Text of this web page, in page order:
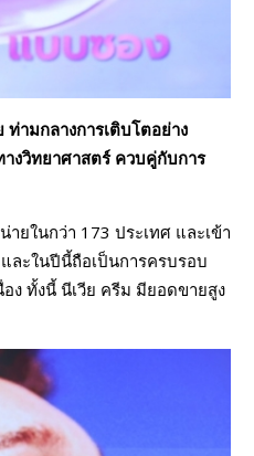
ามกลางการเติบโตอย่าง
งวิทยาศาสตร์ ควบคู่กับการ
ยในกว่า 173 ประเทศ และเข้า
ละในปีนี้ถือเป็นการครบรอบ
ทั้งนี้ นีเวีย ครีม มียอดขายสูง